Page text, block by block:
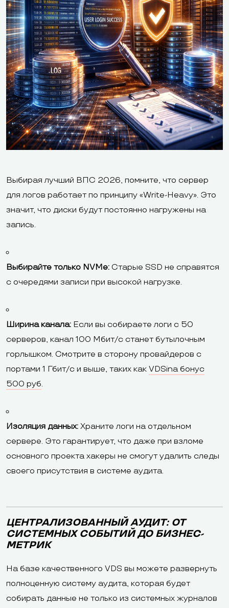
Выбирая лучший ВПС 2026, помните, что сервер
для логов работает по принципу «Write-Heavy». Это
значит, что диски будут постоянно нагружены на
запись.
Выбирайте только NVMe: Старые SSD не справятся
с очередями записи при высокой нагрузке.
Ширина канала: Если вы собираете логи с 50
серверов, канал 100 Мбит/с станет бутылочным
горлышком. Смотрите в сторону провайдеров с
портами 1 Гбит/с и выше, таких как VDSina бонус
500 руб.
Изоляция данных: Храните логи на отдельном
сервере. Это гарантирует, что даже при взломе
основного проекта хакеры не смогут удалить следы
своего присутствия в системе аудита.
ЦЕНТРАЛИЗОВАННЫЙ АУДИТ: ОТ
СИСТЕМНЫХ СОБЫТИЙ ДО БИЗНЕС-
МЕТРИК
На базе качественного VDS вы можете развернуть
полноценную систему аудита, которая будет
собирать данные не только из системных журналов